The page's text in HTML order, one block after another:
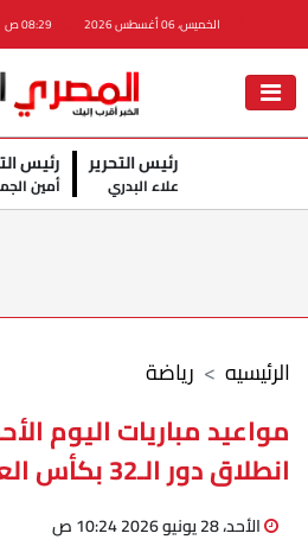
الخميس، 06 أغسطس 2026
رئيس التحرير
علاء البدري
رئيس
أمين
رياضة الرئيسيه
انطلاق دور الـ32 بكأس العالم
الأحد، 28 يونيو 2026 10:24 ص